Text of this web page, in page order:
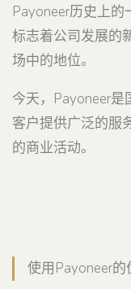
Payoneer历史上
标志着公司发展的
场中的地位。
今天，Payoneer
客户提供广泛的服
的商业活动。
使用Payoneer的